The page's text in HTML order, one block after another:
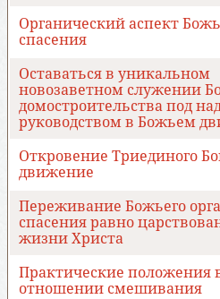
Органический аспект
спасения
Оставаться в уникальном
новозаветном служении
домостроительства под
руководством в Божьем
Откровение Триединого
движение
Переживание Божьего
спасения равно
жизни Христа
Практические положения
отношении смешивания